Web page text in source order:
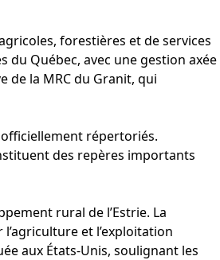
forestières et de services
du Québec, avec une gestion axée
de la MRC du Granit, qui
répertoriés.
des repères importants
rural de l’Estrie. La
et l’exploitation
aux États-Unis, soulignant les